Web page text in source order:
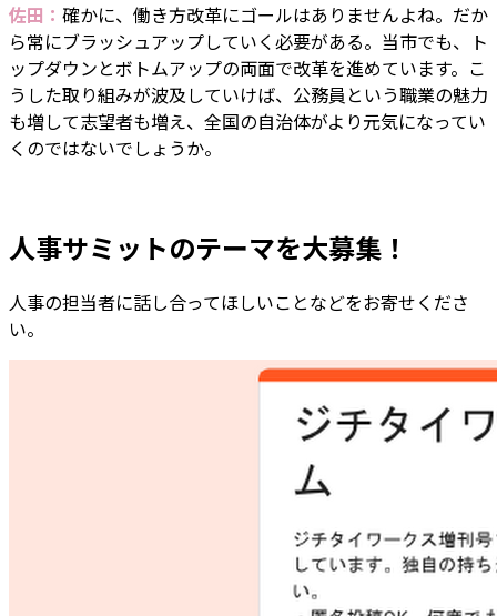
佐田： 確かに、働き方改革にゴールはありませんよね。だか
ら常にブラッシュアップしていく必要がある。当市でも、ト
ップダウンとボトムアップの両面で改革を進めています。こ
うした取り組みが波及していけば、公務員という職業の魅力
も増して志望者も増え、全国の自治体がより元気になってい
くのではないでしょうか。
人事サミットのテーマを大募集！
人事の担当者に話し合ってほしいことなどをお寄せくださ
い。